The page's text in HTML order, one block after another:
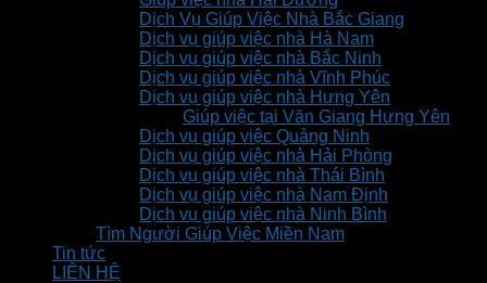
Dịch Vụ Giúp Việc Nhà Bắc Giang
Dịch vụ giúp việc nhà Hà Nam
Dịch vụ giúp việc nhà Bắc Ninh
Dịch vụ giúp việc nhà Vĩnh Phúc
Dịch vụ giúp việc nhà Hưng Yên
Giúp việc tại Văn Giang Hưng Yên
Dịch vụ giúp việc Quảng Ninh
Dịch vụ giúp việc nhà Hải Phòng
Dịch vụ giúp việc nhà Thái Bình
Dịch vụ giúp việc nhà Nam Định
Dịch vụ giúp việc nhà Ninh Bình
Tìm Người Giúp Việc Miền Nam
Tin tức
LIÊN HỆ